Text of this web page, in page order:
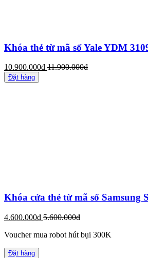
Khóa thẻ từ mã số Yale YDM
10.900.000đ 11.900.000đ
Đặt hàng
Khóa cửa thẻ từ mã số Samsung
4.600.000đ 5.600.000đ
Voucher mua robot hút bụi 300K
Đặt hàng